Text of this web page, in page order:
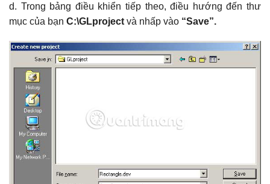
d. Trong bảng điều khiển tiếp theo, điều hướng đến thư
mục của bạn C:\GLproject và nhấp vào “Save”.